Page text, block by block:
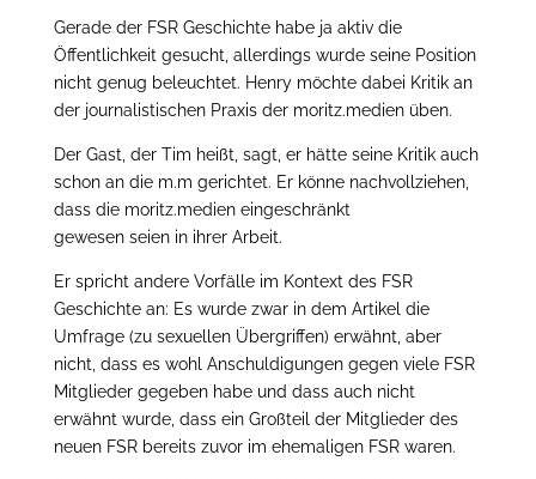
Gerade der FSR Geschichte habe ja aktiv die
Öffentlichkeit gesucht, allerdings wurde seine Position
nicht genug beleuchtet. Henry möchte dabei Kritik an
der journalistischen Praxis der moritz.medien üben.
Der Gast, der Tim heißt, sagt, er hätte seine Kritik auch
schon an die m.m gerichtet. Er könne nachvollziehen,
dass die moritz.medien eingeschränkt
gewesen seien in ihrer Arbeit.
Er spricht andere Vorfälle im Kontext des FSR
Geschichte an: Es wurde zwar in dem Artikel die
Umfrage (zu sexuellen Übergriffen) erwähnt, aber
nicht, dass es wohl Anschuldigungen gegen viele FSR
Mitglieder gegeben habe und dass auch nicht
erwähnt wurde, dass ein Großteil der Mitglieder des
neuen FSR bereits zuvor im ehemaligen FSR waren.